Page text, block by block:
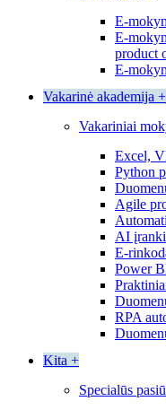
E-
E-
product
E-
Vakarinė akademija +
Vakariniai
Excel,
Python
Agile
AI
E-
Power
RPA
Kita +
Specialūs